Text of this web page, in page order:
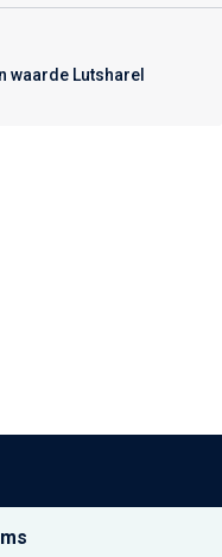
waarde Lutsharel